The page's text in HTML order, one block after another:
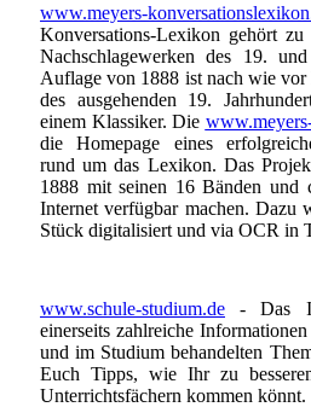
www.meyers-
Konversations-Lexikon gehört zu
Nachschlagewerken des 19.
Auflage von 1888 ist nach wie vor
des ausgehenden 19.
einem Klassiker. Die
die Homepage eines
rund um das Lexikon. Das
1888 mit seinen 16 Bänden und
Internet verfügbar machen. Dazu
Stück digitalisiert und via OCR in
www.schule-studium.de - Das
einerseits zahlreiche
und im Studium behandelten
Euch Tipps, wie Ihr zu
Unterrichtsfächern kommen könnt.